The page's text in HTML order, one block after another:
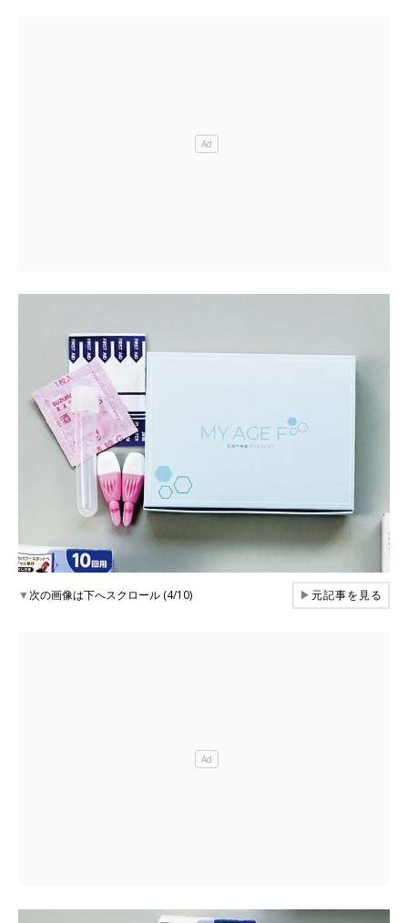
▼次の画像は下へスクロール (4/10) ▶元記事を見る